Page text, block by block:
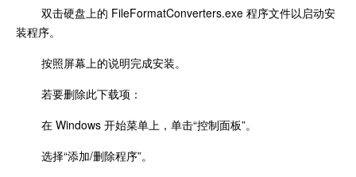
双击硬盘上的 FileFormatConverters.exe 程序文件以启动安
装程序。
按照屏幕上的说明完成安装。
若要删除此下载项：
在 Windows 开始菜单上，单击“控制面板”。
选择“添加/删除程序”。